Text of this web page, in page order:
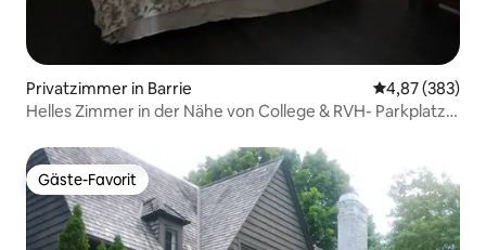
Privatzimmer in Barrie
4,87 (383)
Helles Zimmer in der Nähe von College & RVH- Parkplatz -
Gäste-Favorit
Gäste-Favorit